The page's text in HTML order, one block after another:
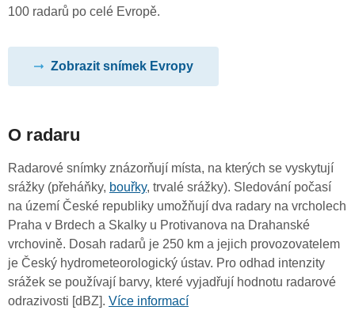
100 radarů po celé Evropě.
Zobrazit snímek Evropy
O radaru
Radarové snímky znázorňují místa, na kterých se vyskytují
srážky (přeháňky, bouřky, trvalé srážky). Sledování počasí
na území České republiky umožňují dva radary na vrcholech
Praha v Brdech a Skalky u Protivanova na Drahanské
vrchovině. Dosah radarů je 250 km a jejich provozovatelem
je Český hydrometeorologický ústav. Pro odhad intenzity
srážek se používají barvy, které vyjadřují hodnotu radarové
odrazivosti [dBZ]. Více informací